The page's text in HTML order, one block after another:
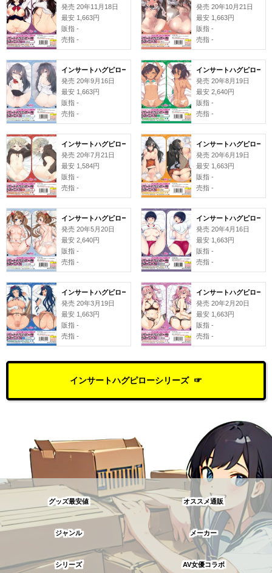
発売 20年11月18日
最安 1,663円
販指 -
売指 -
発売 20年10月21日
最安 1,663円
販指 -
売指 -
インサートハグピロー用ピローケース#128 てらねこす
発売 20年9月16日
最安 1,663円
販指 -
売指 -
インサートハグピロー
発売 20年8月19日
最安 2,640円
販指 -
売指 -
インサートハグピロー用ピローケース#126 きづきあきづき
発売 20年7月21日
最安 1,584円
販指 -
売指 -
インサートハグピロー用
発売 20年6月19日
最安 1,663円
販指 -
売指 -
インサートハグピロー用ピローケース#124 KKUKKU
発売 20年5月20日
最安 2,640円
販指 -
売指 -
インサートハグピロー用
発売 20年4月16日
最安 1,663円
販指 -
売指 -
インサートハグピロー用ピローケース#122 ムサシマル
発売 20年3月19日
最安 1,663円
販指 -
売指 -
インサートハグピロー用
発売 20年2月20日
最安 1,663円
販指 -
売指 -
インサートハグピローシリーズ
グッズ最安値 オススメ通販
ジャンル メーカー
シリーズ AV女優コラボ